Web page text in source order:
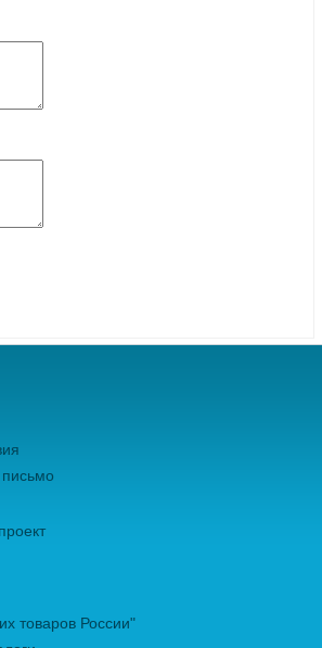
товаров России"